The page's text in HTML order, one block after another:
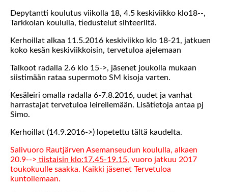
Depytantti koulutus viikolla 18, 4.5 keskiviikko klo18--,
Tarkkolan koululla, tiedustelut sihteeriltä.
Kerhoillat alkaa 11.5.2016 keskiviikko klo 18-21, jatkuen
koko kesän keskiviikkoisin, tervetuloa ajelemaan
Talkoot radalla 2.6 klo 15->, jäsenet joukolla mukaan
siistimään rataa supermoto SM kisoja varten.
Kesäleiri omalla radalla 6-7.8.2016, uudet ja vanhat
harrastajat tervetuloa leireilemään. Lisätietoja antaa pj
Simo.
Kerhoillat (14.9.2016->) lopetettu tältä kaudelta.
Salivuoro Rautjärven Asemanseudun koululla, alkaen
20.9--> tiistaisin klo:17.45-19.15, vuoro jatkuu 2017
toukokuulle saakka. Kaikki jäsenet Tervetuloa
kuntoilemaan.